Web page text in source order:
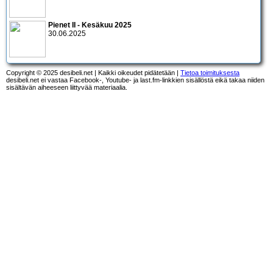
Pienet II - Kesäkuu 2025
30.06.2025
Copyright © 2025 desibeli.net | Kaikki oikeudet pidätetään | Tietoa toimituksesta
desibeli.net ei vastaa Facebook-, Youtube- ja last.fm-linkkien sisällöstä eikä takaa niiden
sisältävän aiheeseen liittyvää materiaalia.